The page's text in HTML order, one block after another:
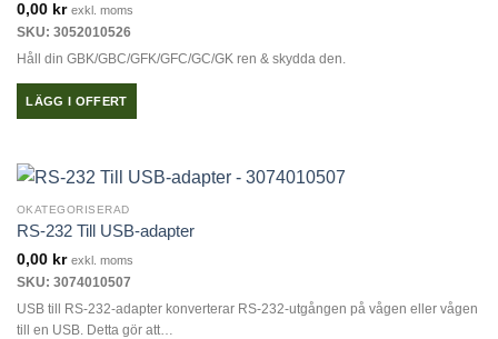
0,00 kr exkl. moms
SKU: 3052010526
Håll din GBK/GBC/GFK/GFC/GC/GK ren & skydda den.
LÄGG I OFFERT
OKATEGORISERAD
RS-232 Till USB-adapter
0,00 kr exkl. moms
SKU: 3074010507
USB till RS-232-adapter konverterar RS-232-utgången på vågen eller vågen
till en USB. Detta gör att…